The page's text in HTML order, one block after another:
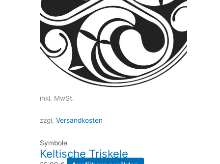
inkl. MwSt.
zzgl.Versandkosten
Symbole
Keltische Triskele